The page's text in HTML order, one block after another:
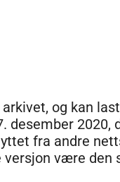
og kan
desember 2020,
fra andre
være den